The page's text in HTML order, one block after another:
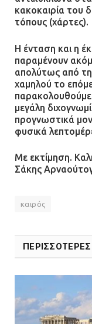
κακοκαιρία του
τόπους (χάρτες).
Η ένταση και η
παραμένουν
απολύτως από
χαμηλού το
παρακολουθούμε
μεγάλη
προγνωστικά
φυσικά
Με εκτίμηση.
Σάκης
καιρός
ΠΕΡΙΣΣΟΤΕΡΕΣ